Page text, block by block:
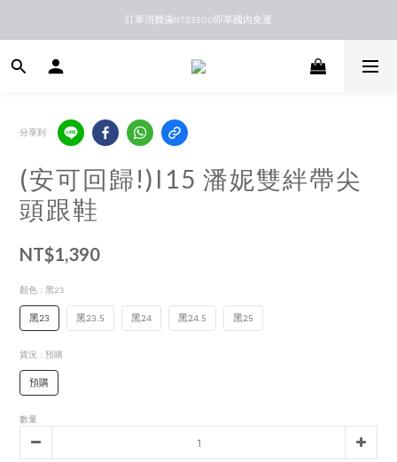
新馬港澳順豐到付配送
訂單消費滿NT$3500即享國內免運
新馬港澳順豐到付配送
分享到
(安可回歸!)I15 潘妮雙絆帶尖
頭跟鞋
NT$1,390
顏色 : 黑23
黑23 黑23.5 黑24 黑24.5 黑25
貨況 : 預購
預購
數量